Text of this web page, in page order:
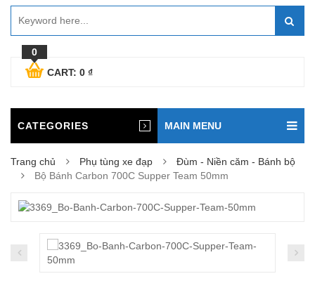
0
CART: 0 ₫
CATEGORIES MAIN MENU
Trang chủ Phụ tùng xe đạp
Đùm - Niền căm - Bánh bộ
Bộ Bánh Carbon 700C Supper Team 50mm